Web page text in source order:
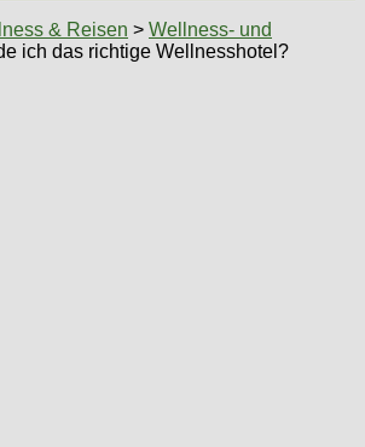
& Reisen > Wellness- und
ich das richtige Wellnesshotel?